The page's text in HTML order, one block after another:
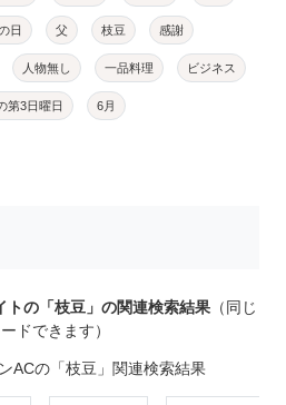
日 父 枝豆 感謝
人物無し 一品料理 ビジネス
第3日曜日 6月
トの「枝豆」の関連検索結果 （同じ
ドできます）
ACの「枝豆」関連検索結果